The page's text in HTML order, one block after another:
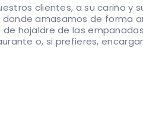
clientes, a su cariño y
amasamos de forma
hojaldre de las empanadas
o, si prefieres,